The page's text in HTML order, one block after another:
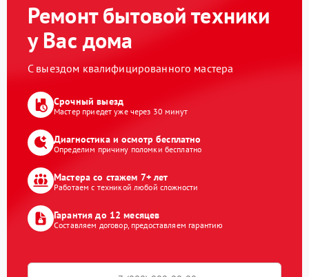
Ремонт бытовой техники
у Вас дома
С выездом квалифицированного мастера
Срочный выезд
Мастер приедет уже через 30 минут
Диагностика и осмотр бесплатно
Определим причину поломки бесплатно
Мастера со стажем 7+ лет
Работаем с техникой любой сложности
Гарантия до 12 месяцев
Составляем договор, предоставляем гарантию